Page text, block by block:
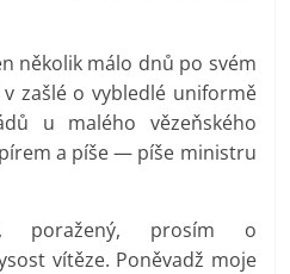
několik málo dnů po svém
zašlé o vybledlé uniformě
u malého vězeňského
a píše — píše ministru
poražený, prosím o
vítěze. Poněvadž moje